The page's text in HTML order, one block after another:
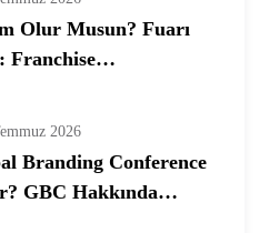
Olur Musun? Fuarı
Franchise
2026
Branding Conference
GBC Hakkında